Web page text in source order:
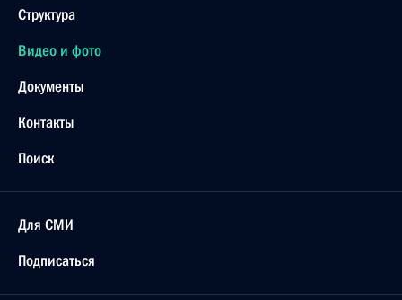
Структура
Видео и фото
Документы
Контакты
Поиск
Для СМИ
Подписаться